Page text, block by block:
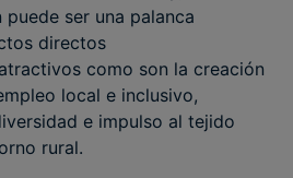
ser una palanca
directos
como son la creación
local e inclusivo,
e impulso al tejido
rural.